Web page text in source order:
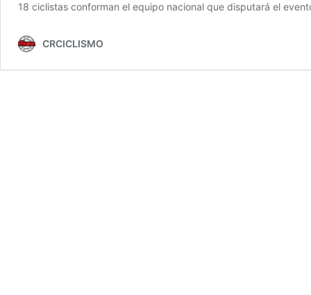
18 ciclistas conforman el equipo nacional que disputará el
CRCICLISMO